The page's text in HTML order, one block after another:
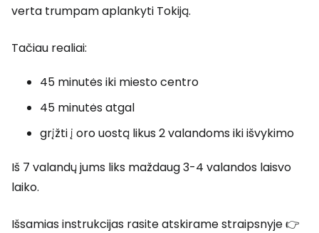
verta trumpam aplankyti Tokiją.
Tačiau realiai:
45 minutės iki miesto centro
45 minutės atgal
grįžti į oro uostą likus 2 valandoms iki išvykimo
Iš 7 valandų jums liks maždaug 3-4 valandos laisvo
laiko.
Išsamias instrukcijas rasite atskirame straipsnyje 👉